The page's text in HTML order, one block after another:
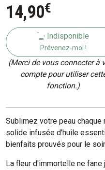
14,90€
Indisponible
Prévenez-moi !
(Merci de vous connecter à
compte pour utiliser
fonction.)
Sublimez votre peau
solide infusée d'huile
bienfaits prouvés pour le
La fleur d'immortelle ne